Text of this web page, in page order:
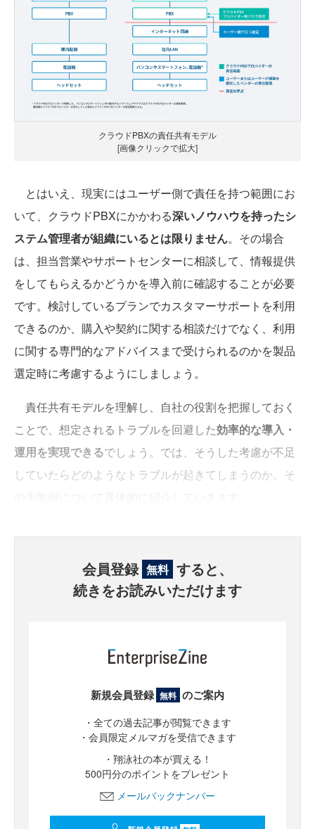
クラウドPBXの責任共有モデル
[画像クリックで拡大]
とはいえ、現実にはユーザー側で責任を持つ範囲にお
いて、クラウドPBXにかかわる深いノウハウを持ったシ
ステム管理者が組織にいるとは限りません。その場合
は、担当営業やサポートセンターに相談して、情報提供
をしてもらえるかどうかを導入前に確認することが必要
です。検討しているプランでカスタマーサポートを利用
できるのか、購入や契約に関する相談だけでなく、利用
に関する専門的なアドバイスまで受けられるのかを製品
選定時に考慮するようにしましょう。
責任共有モデルを理解し、自社の役割を把握しておく
ことで、想定されるトラブルを回避した効率的な導入・
運用を実現できるでしょう。では、そうした考慮が不足
していたらどのようなトラブルが起きてしまうのか。そ
会員登録 無料 すると、
続きをお読みいただけます
新規会員登録 無料 のご案内
・全ての過去記事が閲覧できます
・会員限定メルマガを受信できます
・翔泳社の本が買える！
500円分のポイントをプレゼント
メールバックナンバー